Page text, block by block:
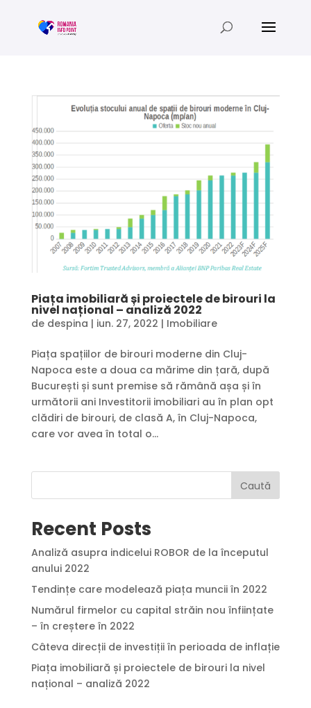
Piața imobiliară și proiectele de birouri la
nivel național – analiză 2022
de despina | iun. 27, 2022 | Imobiliare
Piața spațiilor de birouri moderne din Cluj-
Napoca este a doua ca mărime din țară, după
București și sunt premise să rămână așa și în
următorii ani Investitorii imobiliari au în plan opt
clădiri de birouri, de clasă A, în Cluj-Napoca,
care vor avea în total o...
Caută
Recent Posts
Analiză asupra indicelui ROBOR de la începutul
anului 2022
Tendințe care modelează piața muncii în 2022
Numărul firmelor cu capital străin nou înființate
– în creștere în 2022
Câteva direcții de investiții în perioada de inflație
Piața imobiliară și proiectele de birouri la nivel
național – analiză 2022